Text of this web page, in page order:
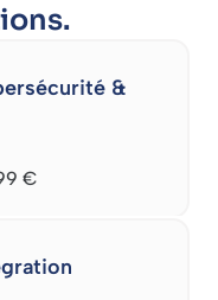
&
€